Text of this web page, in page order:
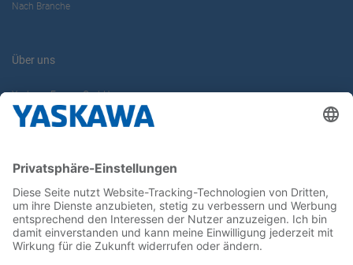
Nach Branche
Über uns
Yaskawa Europe GmbH
Karriere
Newsletter